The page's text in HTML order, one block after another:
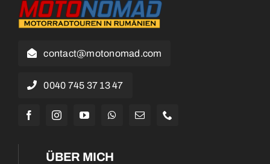
contact@motonomad.com
0040 745 37 13 47
ÜBER MICH